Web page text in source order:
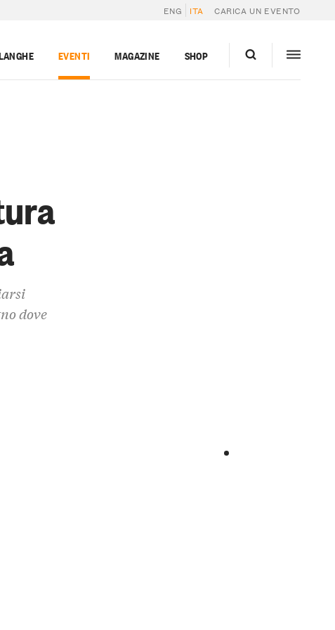
ENG ITA CARICA UN EVENTO
EVENTI MAGAZINE SHOP
dove